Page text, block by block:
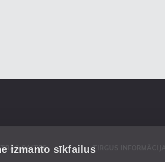
izmanto sīkfailus
SAITES TIRGUS INFORMĀCIJA